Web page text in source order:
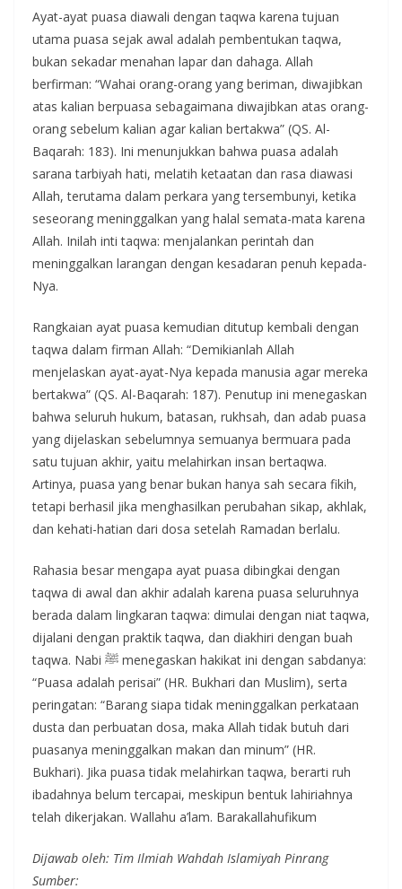
Ayat-ayat puasa diawali dengan taqwa karena tujuan
utama puasa sejak awal adalah pembentukan taqwa,
bukan sekadar menahan lapar dan dahaga. Allah
berfirman: “Wahai orang-orang yang beriman, diwajibkan
atas kalian berpuasa sebagaimana diwajibkan atas orang-
orang sebelum kalian agar kalian bertakwa” (QS. Al-
Baqarah: 183). Ini menunjukkan bahwa puasa adalah
sarana tarbiyah hati, melatih ketaatan dan rasa diawasi
Allah, terutama dalam perkara yang tersembunyi, ketika
seseorang meninggalkan yang halal semata-mata karena
Allah. Inilah inti taqwa: menjalankan perintah dan
meninggalkan larangan dengan kesadaran penuh kepada-
Nya.
Rangkaian ayat puasa kemudian ditutup kembali dengan
taqwa dalam firman Allah: “Demikianlah Allah
menjelaskan ayat-ayat-Nya kepada manusia agar mereka
bertakwa” (QS. Al-Baqarah: 187). Penutup ini menegaskan
bahwa seluruh hukum, batasan, rukhsah, dan adab puasa
yang dijelaskan sebelumnya semuanya bermuara pada
satu tujuan akhir, yaitu melahirkan insan bertaqwa.
Artinya, puasa yang benar bukan hanya sah secara fikih,
tetapi berhasil jika menghasilkan perubahan sikap, akhlak,
dan kehati-hatian dari dosa setelah Ramadan berlalu.
Rahasia besar mengapa ayat puasa dibingkai dengan
taqwa di awal dan akhir adalah karena puasa seluruhnya
berada dalam lingkaran taqwa: dimulai dengan niat taqwa,
dijalani dengan praktik taqwa, dan diakhiri dengan buah
taqwa. Nabi ﷺ menegaskan hakikat ini dengan sabdanya:
“Puasa adalah perisai” (HR. Bukhari dan Muslim), serta
peringatan: “Barang siapa tidak meninggalkan perkataan
dusta dan perbuatan dosa, maka Allah tidak butuh dari
puasanya meninggalkan makan dan minum” (HR.
Bukhari). Jika puasa tidak melahirkan taqwa, berarti ruh
ibadahnya belum tercapai, meskipun bentuk lahiriahnya
telah dikerjakan. Wallahu a’lam. Barakallahufikum
Dijawab oleh: Tim Ilmiah Wahdah Islamiyah Pinrang
Sumber: